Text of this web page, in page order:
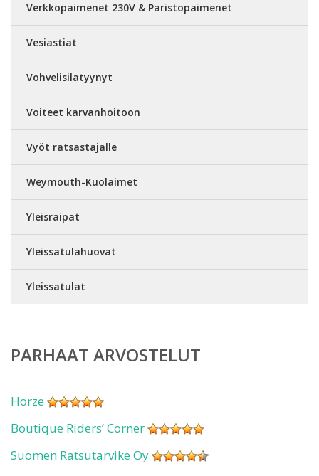
Verkkopaimenet 230V & Paristopaimenet
Vesiastiat
Vohvelisilatyynyt
Voiteet karvanhoitoon
Vyöt ratsastajalle
Weymouth-Kuolaimet
Yleisraipat
Yleissatulahuovat
Yleissatulat
PARHAAT ARVOSTELUT
Horze
Boutique Riders’ Corner
Suomen Ratsutarvike Oy